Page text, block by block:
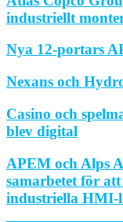
industriellt
Nya 12-portars
Nexans och
Casino och
blev digital
APEM och Alps
samarbetet för
industriella HMI-